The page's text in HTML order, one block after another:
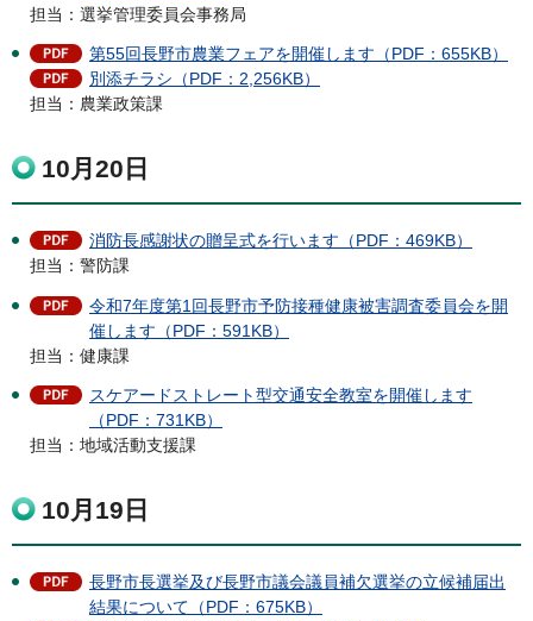
担当：選挙管理委員会事務局
第55回長野市農業フェアを開催します（PDF：655KB）
別添チラシ（PDF：2,256KB）
担当：農業政策課
10月20日
消防長感謝状の贈呈式を行います（PDF：469KB）
担当：警防課
令和7年度第1回⻑野市予防接種健康被害調査委員会を開
催します（PDF：591KB）
担当：健康課
スケアードストレート型交通安全教室を開催します
（PDF：731KB）
担当：地域活動支援課
10月19日
長野市長選挙及び長野市議会議員補欠選挙の立候補届出
結果について（PDF：675KB）